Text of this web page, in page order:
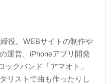
役。WEBサイトの制作や
運営、iPhoneアプリ開発
ックバンド「アマオト」
リストで曲も作ったりし